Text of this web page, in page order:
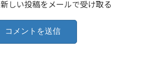
新しい投稿をメールで受け取る